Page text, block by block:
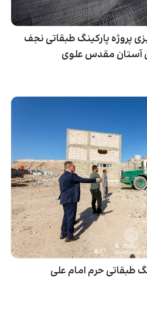
پروژه پارکینگ طبقاتی نجف
مقدس علوی
طبقاتی حرم امام علی